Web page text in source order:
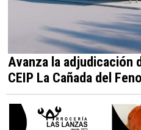
Avanza la adjudicación
CEIP La Cañada del